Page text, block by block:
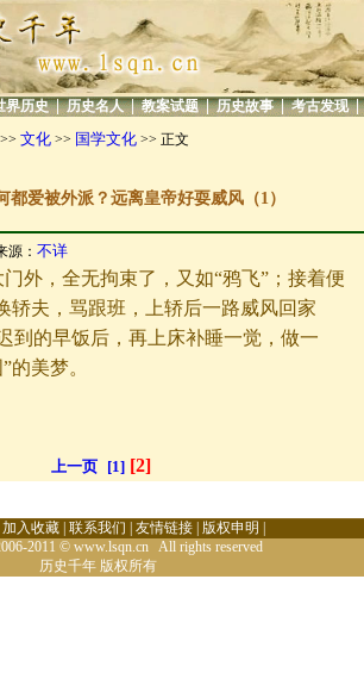
界历史 | 历史名人 | 教案试题 | 历史故事 | 考古发现 |
>> 文化 >> 国学文化 >> 正文
都爱被外派？远离皇帝好耍威风（1）
源： 不详
门外，全无拘束了，又如“鸦飞”；接着便
轿夫，骂跟班，上轿后一路威风回家
到的早饭后，再上床补睡一觉，做一
的美梦。
上一页 [1] [2]
加入收藏 联系我们 友情链接 版权申明
2011 © www.lsqn.cn All rights reserved
历史千年版权所有